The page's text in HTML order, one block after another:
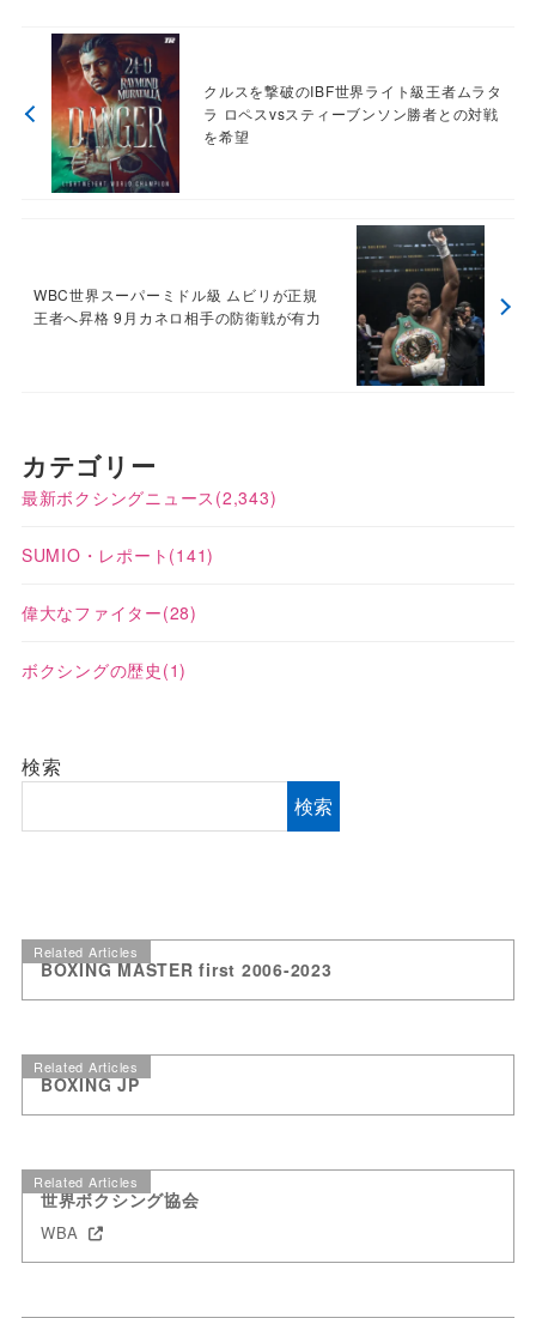
クルスを撃破のIBF世界ライト級王者ムラタ
ラ ロペスvsスティーブンソン勝者との対戦
を希望
WBC世界スーパーミドル級 ムビリが正規
王者へ昇格 9月カネロ相手の防衛戦が有力
カテゴリー
最新ボクシングニュース (2,343)
SUMIO・レポート (141)
偉大なファイター(28)
ボクシングの歴史 (1)
検索
検索
Related Articles
BOXING MASTER first 2006-2023
Related Articles
BOXING JP
Related Articles
世界ボクシング協会
WBA